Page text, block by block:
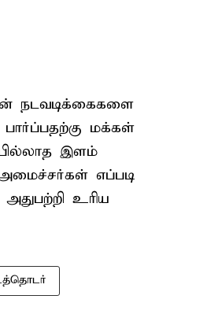
நடவடிக்கைகளை
மக்கள்
இளம்
எப்படி
உரிய